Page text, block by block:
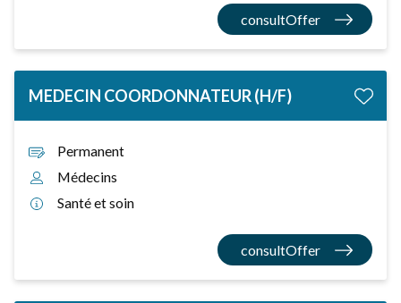
consultOffer
MEDECIN COORDONNATEUR (H/F)
Permanent
Médecins
Santé et soin
consultOffer